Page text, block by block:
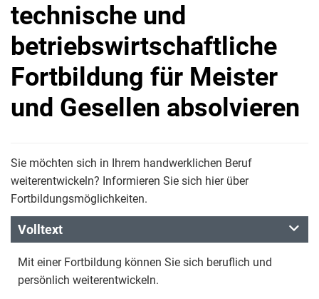
technische und
betriebswirtschaftliche
Fortbildung für Meister
und Gesellen absolvieren
Sie möchten sich in Ihrem handwerklichen Beruf
weiterentwickeln? Informieren Sie sich hier über
Fortbildungsmöglichkeiten.
Volltext
Mit einer Fortbildung können Sie sich beruflich und
persönlich weiterentwickeln.